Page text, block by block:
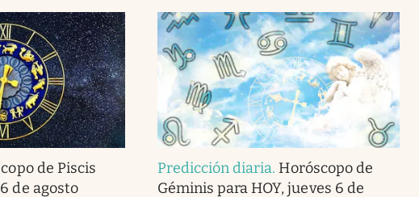
de Piscis
de agosto
Predicción diaria. Horóscopo de
Géminis para HOY, jueves 6 de